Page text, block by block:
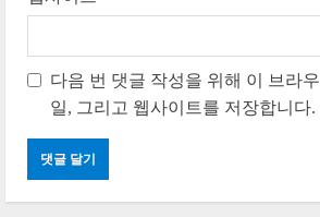
다음 번 댓글 작성을 위해 이 브라
일, 그리고 웹사이트를 저장합니다.